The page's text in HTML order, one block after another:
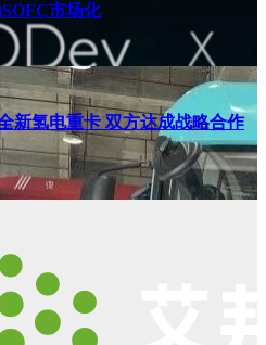
市场化
新氢电重卡 双方达成战略合作